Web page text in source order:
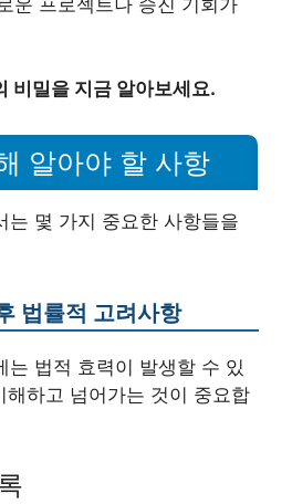
운 프로젝트나 승진 기회가
비밀을 지금 알아보세요.
알아야 할 사항
는 몇 가지 중요한 사항들을
법률적 고려사항
는 법적 효력이 발생할 수 있
해하고 넘어가는 것이 중요합